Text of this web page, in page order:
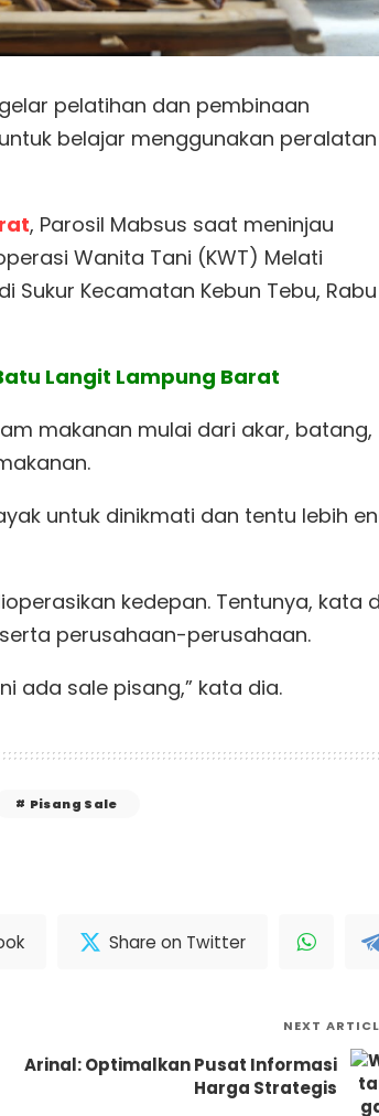
pelatihan dan pembinaan
belajar menggunakan peralatan
, Parosil Mabsus saat meninjau
Wanita Tani (KWT) Melati
Sukur Kecamatan Kebun Tebu, Rabu
Langit Lampung Barat
makanan mulai dari akar, batang,
untuk dinikmati dan tentu lebih
kedepan. Tentunya, kata
perusahaan-perusahaan.
ada sale pisang,” kata dia.
Pisang Sale
Share on Twitter
NEXT
Arinal: Optimalkan Pusat Informasi
Harga Strategis